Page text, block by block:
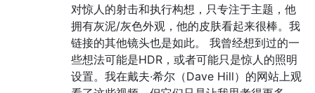
对惊人的射击和执行构想，只专注于主题，他
拥有灰泥/灰色外观，他的皮肤看起来很棒。我
链接的其他镜头也是如此。 我曾经想到过的一
些想法可能是HDR，或者可能只是惊人的照明
设置。我在戴夫·希尔（Dave Hill）的网站上观